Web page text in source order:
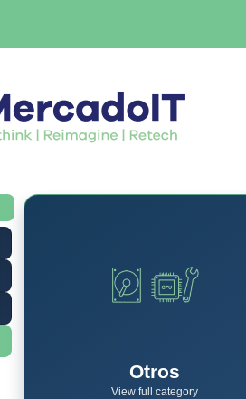
Otros
View full category